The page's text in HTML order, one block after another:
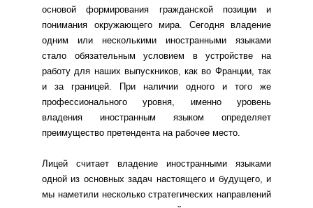
основой формирования гражданской позиции и
понимания окружающего мира. Сегодня владение
одним или несколькими иностранными языками
стало обязательным условием в устройстве на
работу для наших выпускников, как во Франции, так
и за границей. При наличии одного и того же
профессионального уровня, именно уровень
владения иностранным языком определяет
преимущество претендента на рабочее место.
Лицей считает владение иностранными языками
одной из основных задач настоящего и будущего, и
мы наметили несколько стратегических направлений